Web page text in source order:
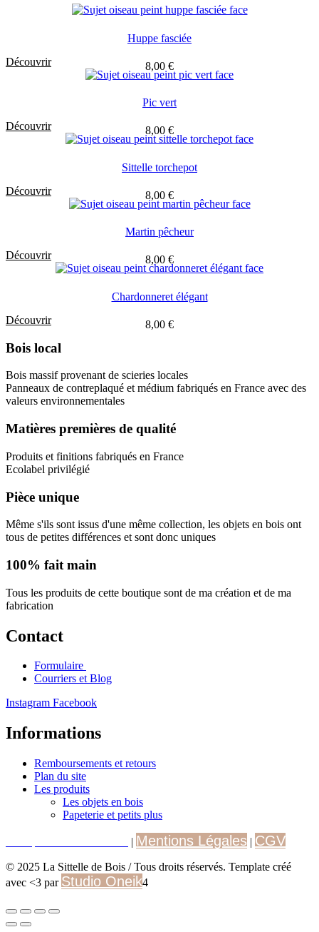
Huppe fasciée
8,00 €
Découvrir
Pic vert
8,00 €
Découvrir
Sittelle torchepot
8,00 €
Découvrir
Martin pêcheur
8,00 €
Découvrir
Chardonneret élégant
8,00 €
Découvrir
Bois local
Bois massif provenant de scieries locales
Panneaux de contreplaqué et médium fabriqués en France avec des
valeurs environnementales
Matières premières de qualité
Produits et finitions fabriqués en France
Ecolabel privilégié
Pièce unique
Même s'ils sont issus d'une même collection, les objets en bois ont
tous de petites différences et sont donc uniques
100% fait main
Tous les produits de cette boutique sont de ma création et de ma
fabrication
Contact
Formulaire
Courriers et Blog
Instagram Facebook
Informations
Remboursements et retours
Plan du site
Les produits
Les objets en bois
Papeterie et petits plus
| Mentions Légales | CGV
© 2025 La Sittelle de Bois / Tous droits réservés. Template créé
avec <3 par Studio Oneik4